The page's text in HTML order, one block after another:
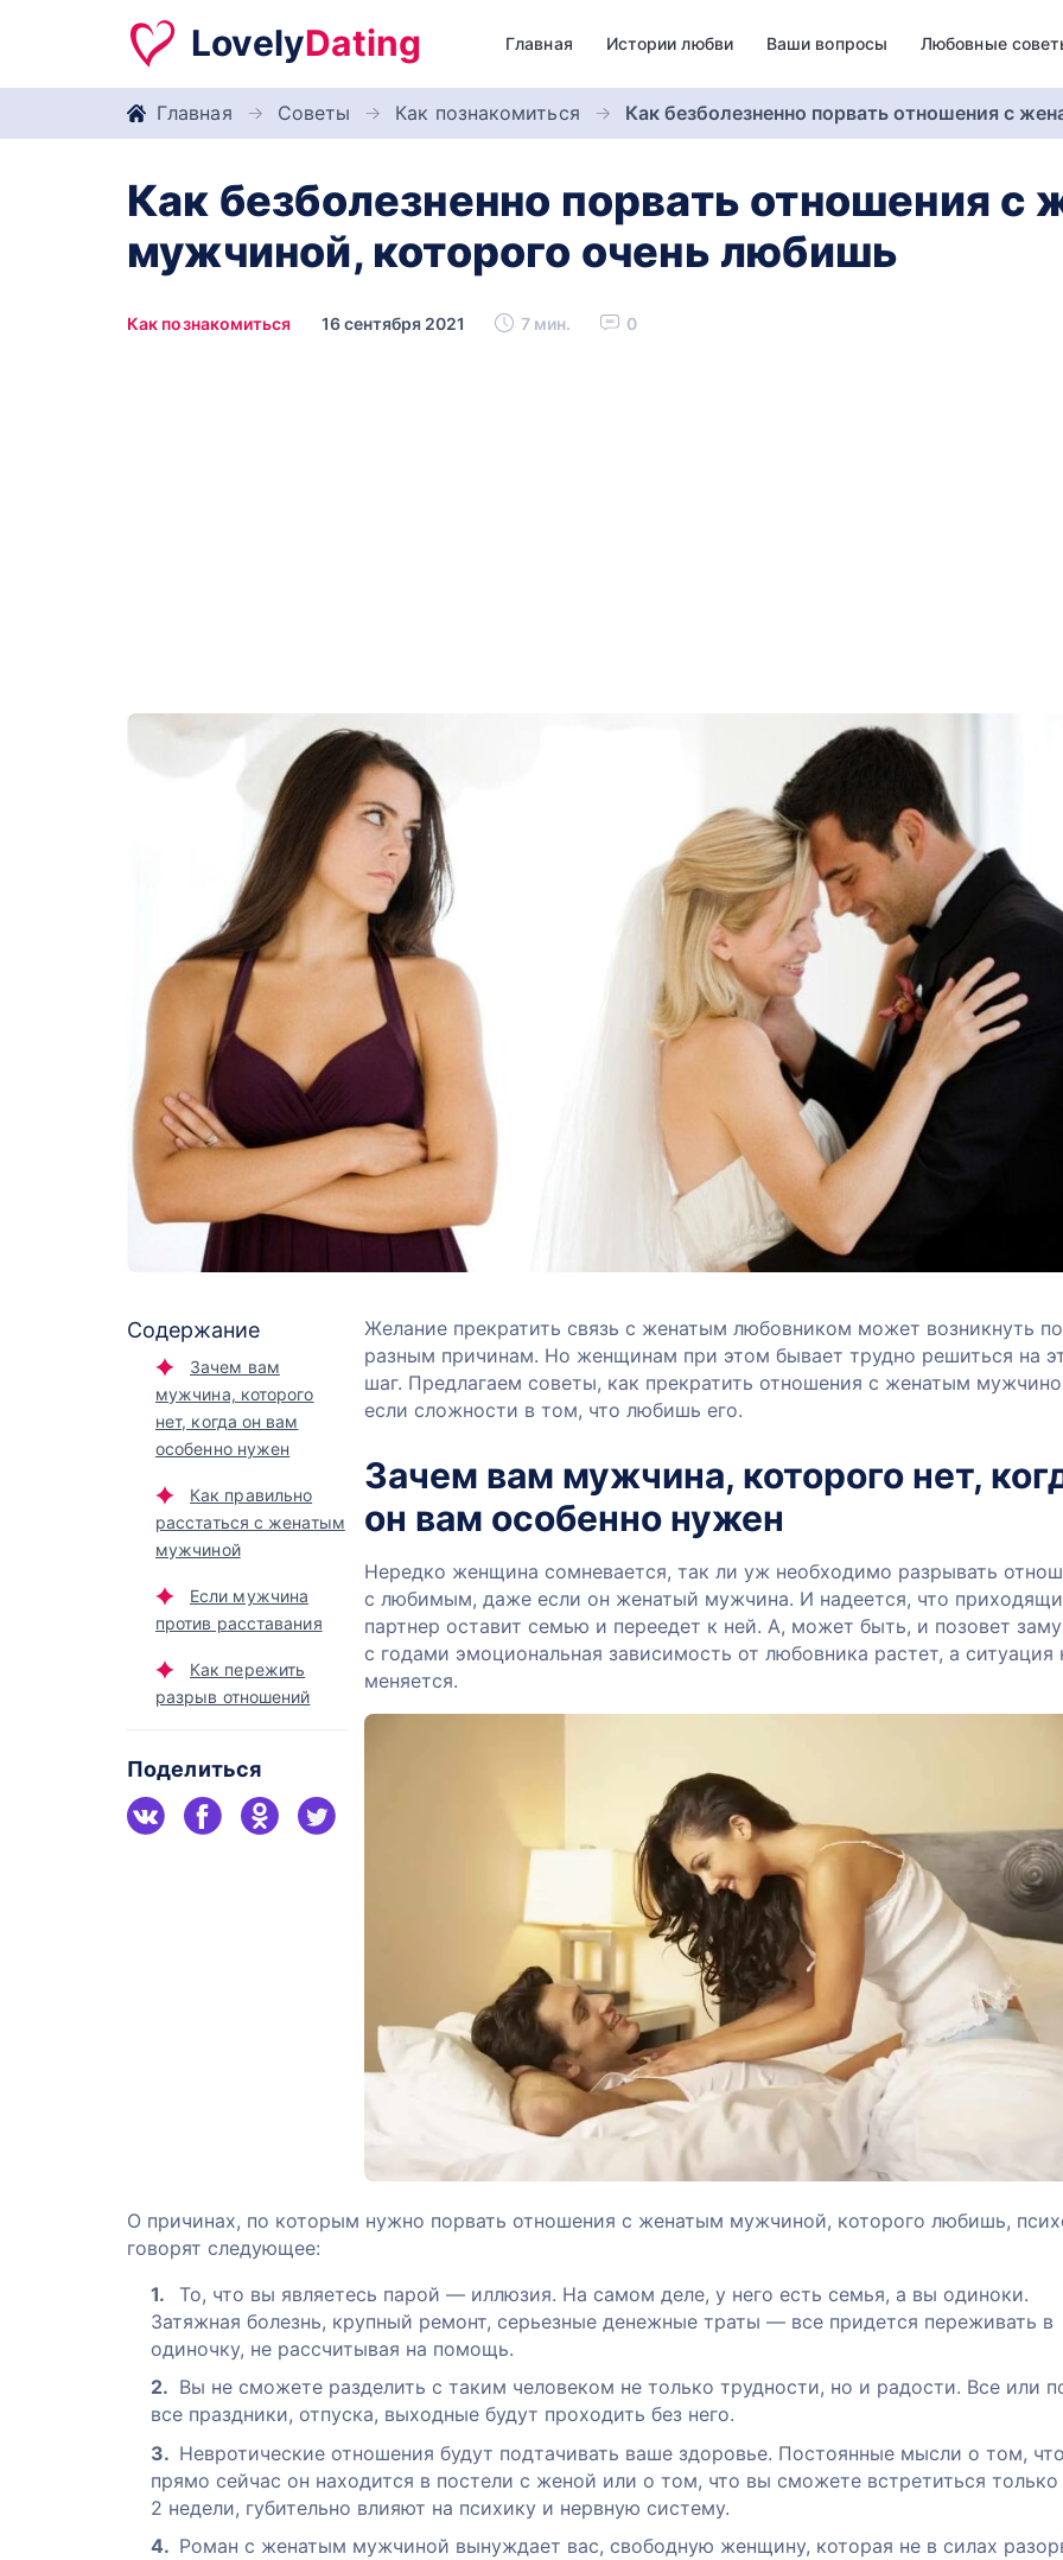
LovelyDating Главная Истории любви Ваши вопросы Любовные
Главная Советы Как познакомиться Как безболезненно порвать отношения с
Как безболезненно порвать отношения с
мужчиной, которого очень любишь
Как познакомиться 16 сентября 2021 7 мин. 0
Содержание
Зачем вам
мужчина, которого
нет, когда он вам
особенно нужен
Как правильно
расстаться с женатым
мужчиной
Если мужчина
против расставания
Как пережить
разрыв отношений
Поделиться
Желание прекратить связь с женатым любовником может возникнуть по
разным причинам. Но женщинам при этом бывает трудно решиться на
шаг. Предлагаем советы, как прекратить отношения с женатым
если сложности в том, что любишь его.
Зачем вам мужчина, которого нет,
он вам особенно нужен
Нередко женщина сомневается, так ли уж необходимо разрывать
с любимым, даже если он женатый мужчина. И надеется, что
партнер оставит семью и переедет к ней. А, может быть, и позовет
с годами эмоциональная зависимость от любовника растет, а ситуация
меняется.
О причинах, по которым нужно порвать отношения с женатым мужчиной, которого любишь,
говорят следующее:
То, что вы являетесь парой — иллюзия. На самом деле, у него есть семья, а вы одиноки.
Затяжная болезнь, крупный ремонт, серьезные денежные траты — все придется переживать в
одиночку, не рассчитывая на помощь.
Вы не сможете разделить с таким человеком не только трудности, но и радости. Все или
все праздники, отпуска, выходные будут проходить без него.
Невротические отношения будут подтачивать ваше здоровье. Постоянные мысли о том,
прямо сейчас он находится в постели с женой или о том, что вы сможете встретиться только
2 недели, губительно влияют на психику и нервную систему.
Роман с женатым мужчиной вынуждает вас, свободную женщину, которая не в силах